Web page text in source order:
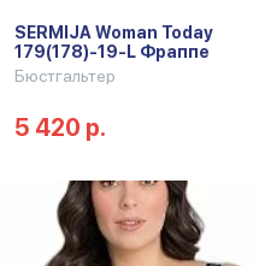
SERMIJA Woman Today
179(178)-19-L Фраппе
Бюстгальтер
5 420 р.